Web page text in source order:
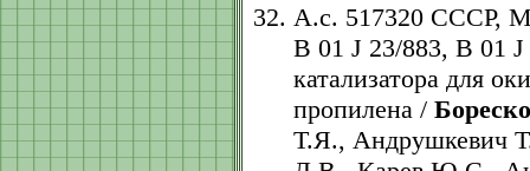
А.с. 517320 СССР,
B 01 J 23/883, B 01
катализатора для
пропилена /
Т.Я., Андрушкевич